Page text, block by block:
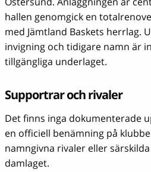
hallen genomgick en
med Jämtland Baskets herrlag.
invigning och tidigare namn är
tillgängliga underlaget.
Supportrar och rivaler
Det finns inga dokumenterade
en officiell benämning på
namngivna rivaler eller
damlaget.